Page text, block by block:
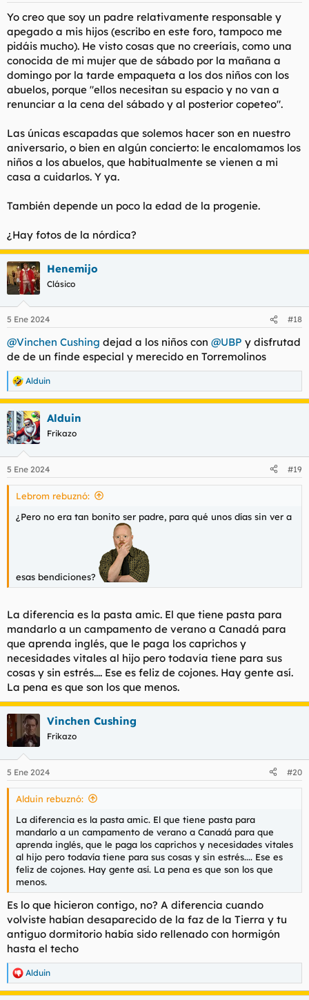
Yo creo que soy un padre relativamente responsable y
apegado a mis hijos (escribo en este foro, tampoco me
pidáis mucho). He visto cosas que no creeríais, como una
conocida de mi mujer que de sábado por la mañana a
domingo por la tarde empaqueta a los dos niños con los
abuelos, porque "ellos necesitan su espacio y no van a
renunciar a la cena del sábado y al posterior copeteo".
Las únicas escapadas que solemos hacer son en nuestro
aniversario, o bien en algún concierto: le encalomamos los
niños a los abuelos, que habitualmente se vienen a mi
casa a cuidarlos. Y ya.
También depende un poco la edad de la progenie.
¿Hay fotos de la nórdica?
Henemijo
Clásico
5 Ene 2024 #18
@Vinchen Cushing dejad a los niños con @UBP y disfrutad
de de un finde especial y merecido en Torremolinos
R
e
c
c
i
e
s
Alduin
Alduin
Frikazo
5 Ene 2024 #19
Lebrom rebuznó:
¿Pero no era tan bonito ser padre, para qué unos días sin ver a
esas bendiciones?
La diferencia es la pasta amic. El que tiene pasta para
mandarlo a un campamento de verano a Canadá para
que aprenda inglés, que le paga los caprichos y
necesidades vitales al hijo pero todavía tiene para sus
cosas y sin estrés.... Ese es feliz de cojones. Hay gente así.
La pena es que son los que menos.
Vinchen Cushing
Frikazo
5 Ene 2024 #20
Alduin rebuznó:
La diferencia es la pasta amic. El que tiene pasta para
mandarlo a un campamento de verano a Canadá para que
aprenda inglés, que le paga los caprichos y necesidades vitales
al hijo pero todavía tiene para sus cosas y sin estrés.... Ese es
feliz de cojones. Hay gente así. La pena es que son los que
menos.
Es lo que hicieron contigo, no? A diferencia cuando
volviste habían desaparecido de la faz de la Tierra y tu
antiguo dormitorio había sido rellenado con hormigón
hasta el techo
R
e
Alduin